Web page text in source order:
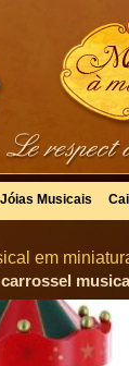
Musicais
em